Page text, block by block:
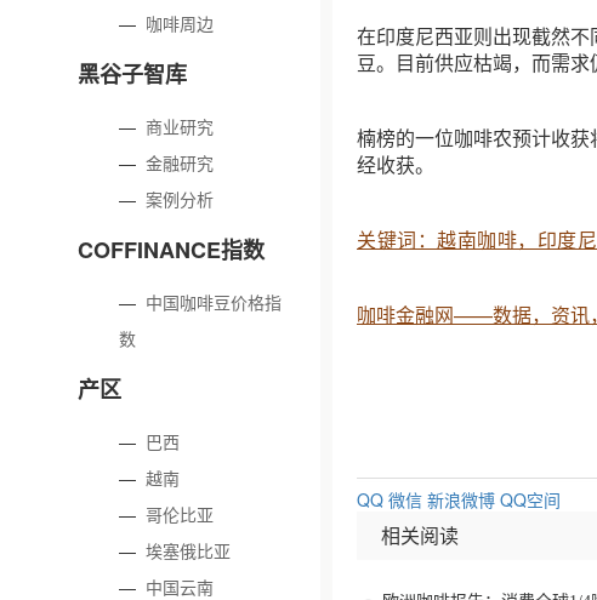
— 咖啡周边
黑谷子智库
— 商业研究
—金融研究
—案例分析
COFFINANCE指数
— 中国咖啡豆价格指
数
产区
— 巴西
—越南
—哥伦比亚
—埃塞俄比亚
— 中国云南
在印度尼西亚则出现截然
豆。目前供应枯竭，而需求
楠榜的一位咖啡农预计收
经收获。
关键词：越南咖啡，印度
咖啡金融网——数据，资讯
QQ 微信 新浪微博 QQ空间
相关阅读